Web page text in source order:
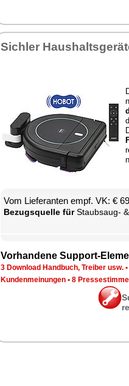
Sich­ler
Vom Lie­fe­ran­ten empf. VK: €
Be­zugs­quel­le fürStaub­saug- &
Vor­han­de­ne Sup­port-
3 Down­load Hand­buch, Trei­ber usw. •
Kun­den­mei­nun­gen • 8